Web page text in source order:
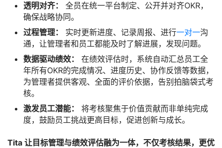
透明对齐：
全员在统一平台制定、公开并对齐OKR，
确保战略协同。
过程管理：
实时更新进度、记录周报、进行一对一沟
通，让管理者和员工都能及时了解进展，发现问题。
数据驱动绩效：
在绩效评估时，系统自动汇总员工全
年所有OKR的完成情况、进度历史、协作反馈等数据，
为管理者提供客观、全面的评价依据，告别拍脑袋式考
核。
激发员工潜能：
将考核聚焦于价值贡献而非单纯完成
度，鼓励员工挑战更高目标，促进创新与成长。
Tita 让目标管理与绩效评估融为一体，不仅考核结果，更优